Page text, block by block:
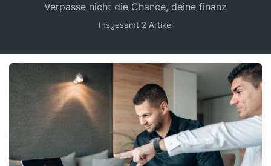
Verpasse nicht die Chance, deine finanz
Insgesamt 2 Artikel